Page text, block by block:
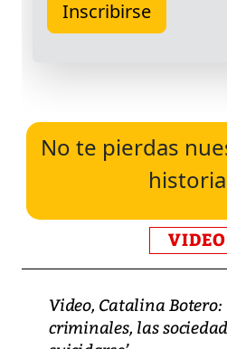
No te pierdas
Video, Catalina Botero:
criminales, las